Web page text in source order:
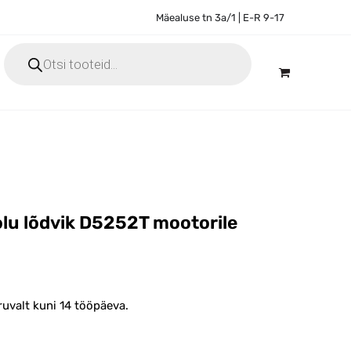
Mäealuse tn 3a/1 | E-R 9-17
search
lõdvik D5252T mootorile
kuni 14 tööpäeva.